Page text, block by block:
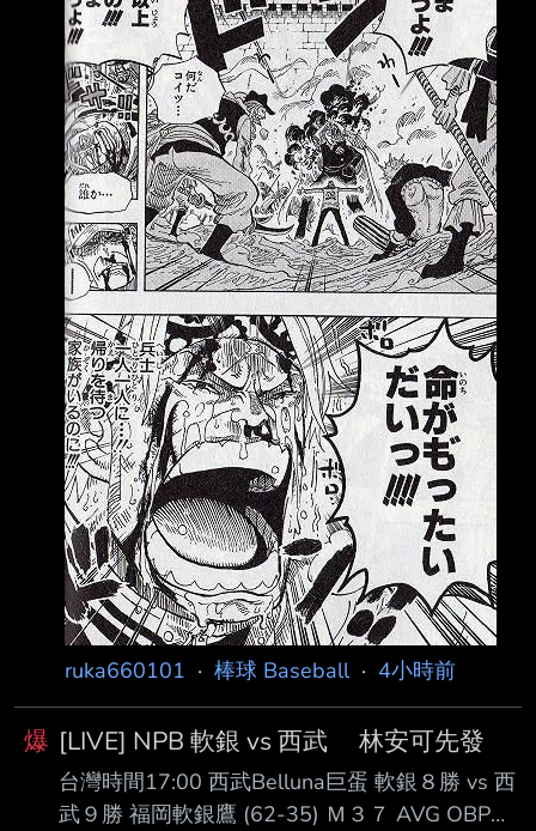
資仁接任。《週刊文春》近日刊出多名匿名國手
爆料，直指井端執 教期間最大的問題在於「溝
通不足」，不僅指揮系統混亂，輸給委內瑞拉
後，休息室更一 度爆發衝突，甚至有球員當場
怒喊「不要再說了！」，最終日本武士隊就在低
迷氣氛中解 散。 《週刊文春》訪問4名參與本屆
WBC的日本隊球員，多人將矛頭指向
ruka660101 · 棒球 Baseball· 4小時前
爆 [LIVE] NPB 軟銀 vs 西武 林安可先發
台灣時間17:00 西武Belluna巨蛋 軟銀８勝 vs 西
武９勝 福岡軟銀鷹 (62-35) Ｍ３７ AVG OBP